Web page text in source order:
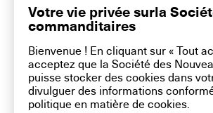
Votre vie privée surla
commanditaires
Bienvenue ! En cliquant sur « Tout
acceptez que la Société des
puisse stocker des cookies dans
divulguer des informations
politique en matière de cookies.